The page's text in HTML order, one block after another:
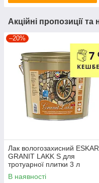
Акційні пропозиції та
–20%
Лак вологозахисний
GRANIT LAKK S для
тротуарної плитки 3 л
В наявності